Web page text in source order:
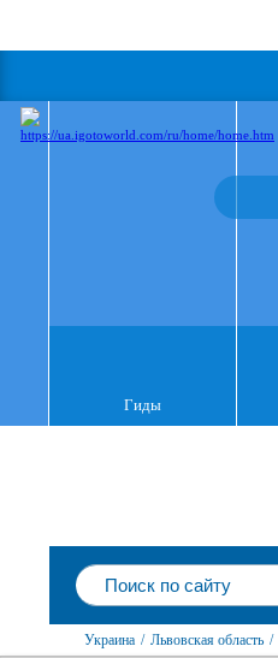
Гиды
Украина / Львовская область /